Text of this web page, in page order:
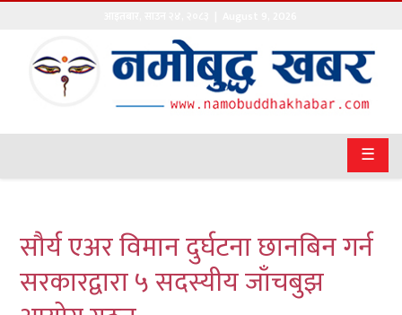
गृहपृष्ठ
राजनीति
प्रवास
अर्थवाणिज्य
☰
सौर्य एअर विमान दुर्घटना छानबिन गर्न
सरकारद्वारा ५ सदस्यीय जाँचबुझ